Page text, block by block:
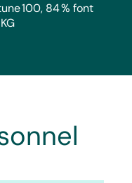
100, 84 % font